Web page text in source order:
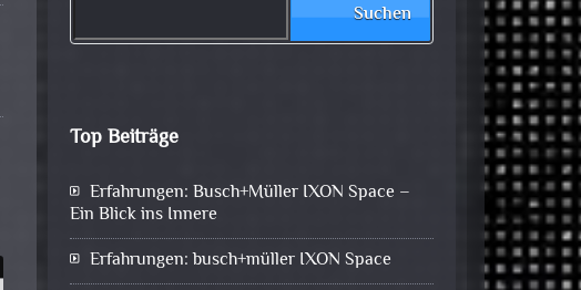
Suchen
Top Beiträge
Erfahrungen: Busch+Müller IXON Space –
Ein Blick ins Innere
Erfahrungen: busch+müller IXON Space